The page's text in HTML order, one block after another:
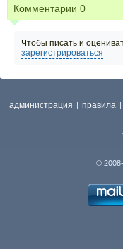
Комментарии 0
Чтобы писать и
зарегистрироваться
администрация | правила |
©